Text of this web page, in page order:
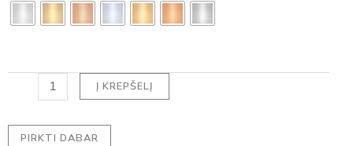
Į KREPŠELĮ
PIRKTI DABAR